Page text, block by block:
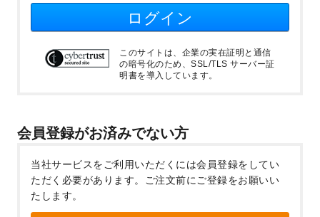
ログイン
このサイトは、企業の実在証明と通信
の暗号化のため、SSL/TLS サーバー証
明書を導入しています。
会員登録がお済みでない方
当社サービスをご利用いただくには会員登録をしてい
ただく必要があります。
ご注文前にご登録をお願いい
たします。